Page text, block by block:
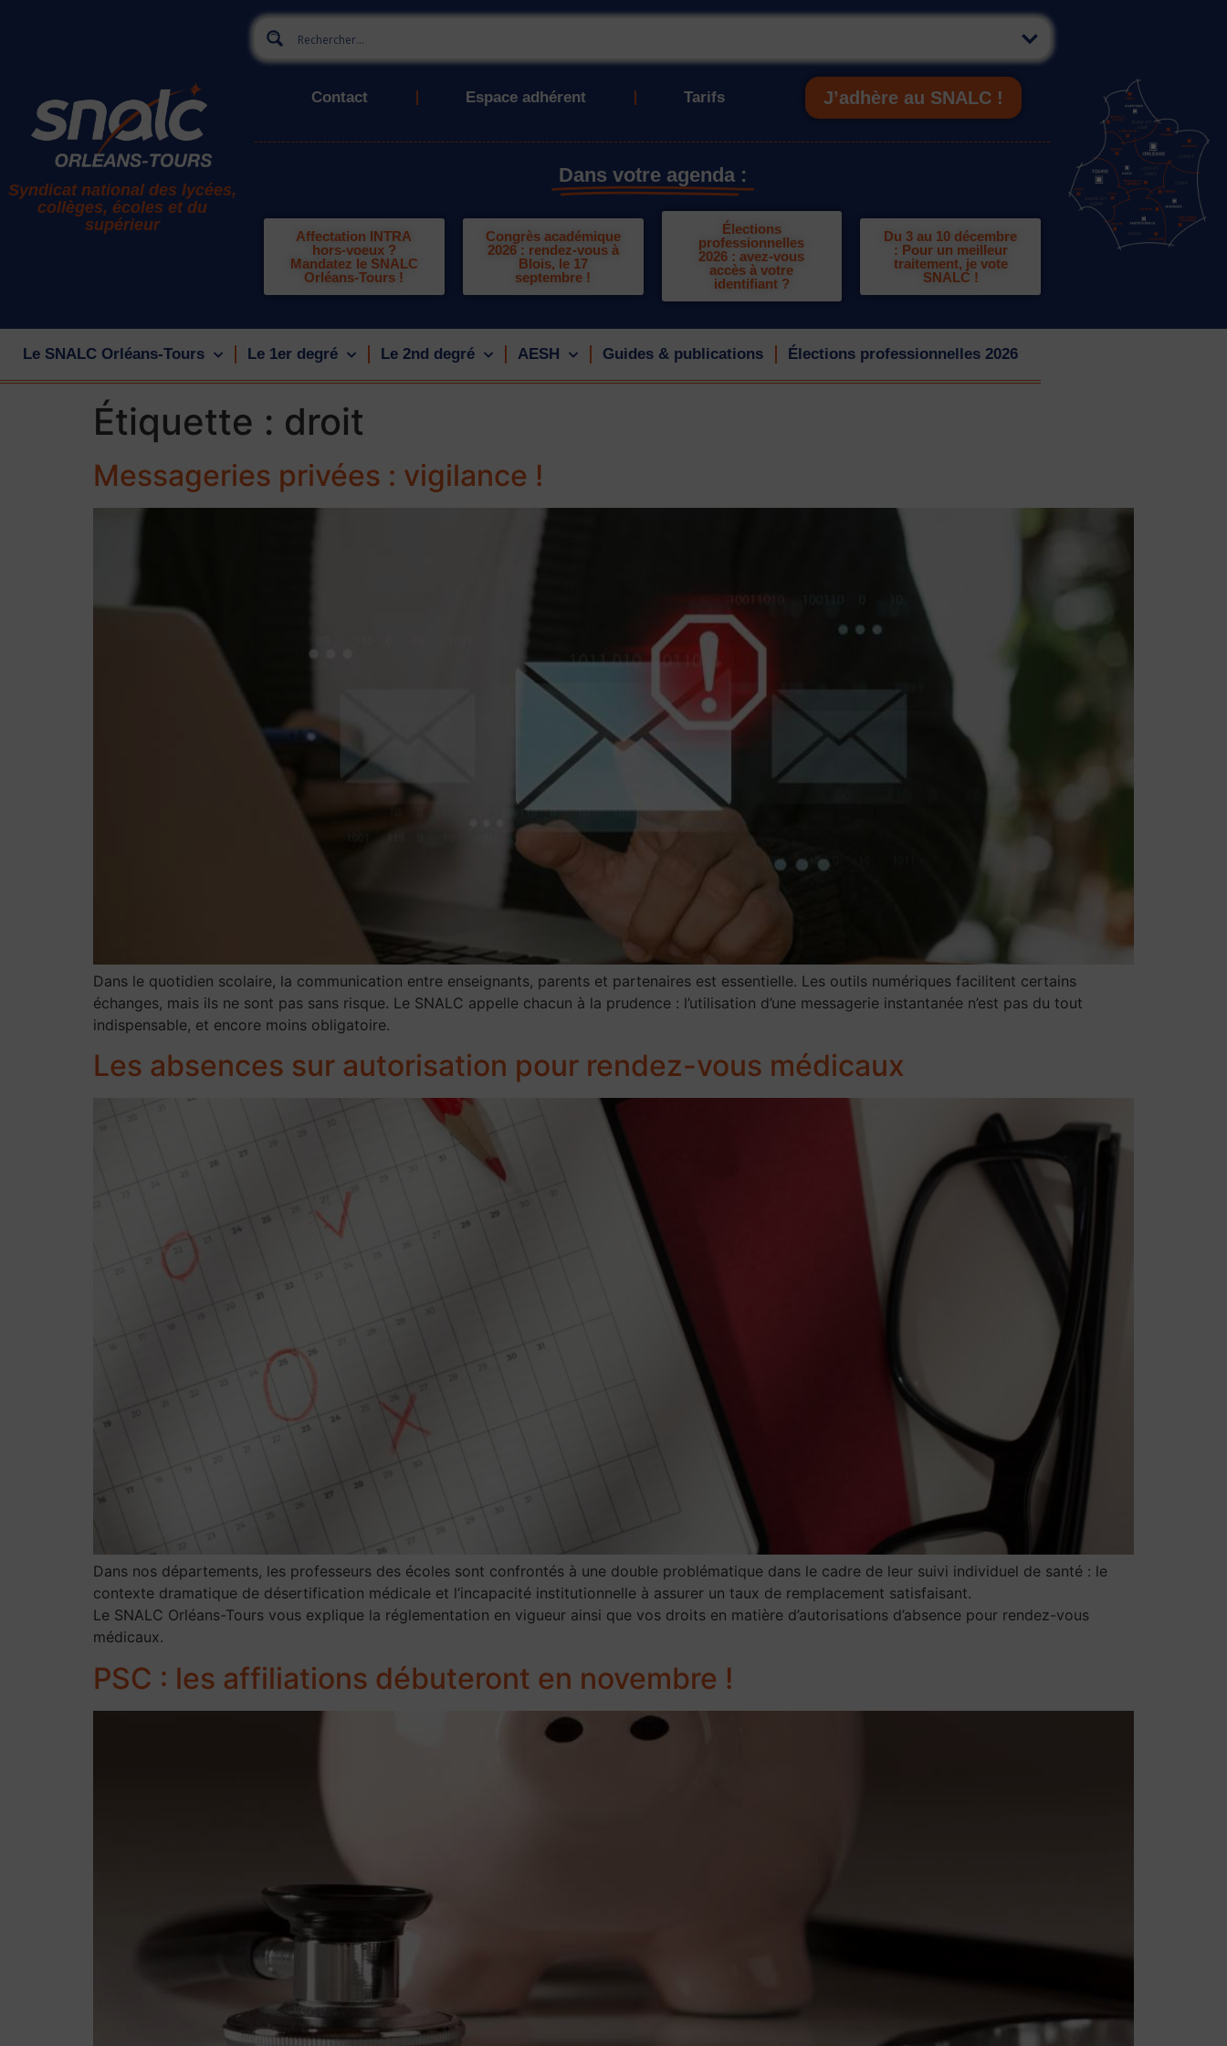
Syndicat national des lycées,
collèges, écoles et du
supérieur
Contact Espace adhérent Tarifs J’adhère au SNALC !
Dans votre agenda :
Affectation INTRA
hors-voeux ?
Mandatez le SNALC
Orléans-Tours !
Congrès académique
2026 : rendez-vous à
Blois, le 17
septembre !
Élections
professionnelles
2026 : avez-vous
accès à votre
identifiant ?
Du 3 au 10 décembre
: Pour un meilleur
traitement, je vote
SNALC !
Le SNALC Orléans-Tours Le 1er degré Le 2nd degré AESH Guides & publications Élections professionnelles 2026
Étiquette : droit
Messageries privées : vigilance !
Dans le quotidien scolaire, la communication entre enseignants, parents et partenaires est essentielle. Les outils numériques facilitent certains
échanges, mais ils ne sont pas sans risque. Le SNALC appelle chacun à la prudence : l’utilisation d’une messagerie instantanée n’est pas du tout
indispensable, et encore moins obligatoire.
Les absences sur autorisation pour rendez-vous médicaux
Dans nos départements, les professeurs des écoles sont confrontés à une double problématique dans le cadre de leur suivi individuel de santé : le
contexte dramatique de désertification médicale et l’incapacité institutionnelle à assurer un taux de remplacement satisfaisant.
Le SNALC Orléans-Tours vous explique la réglementation en vigueur ainsi que vos droits en matière d’autorisations d’absence pour rendez-vous
médicaux.
PSC : les affiliations débuteront en novembre !